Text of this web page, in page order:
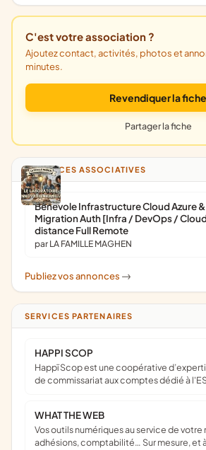
C'est votre association ?
Ajoutez contact, activités, photos et annonces. Gratuit, en 5
minutes.
Revendiquer la fiche
Partager la fiche
ANNONCES ASSOCIATIVES
Bénévole Infrastructure Cloud Azure &
Migration Auth [Infra / DevOps /
distance Full Remote
par LA FAMILLE MAGHEN
Publiez vos annonces ->
SERVICES PARTENAIRES
HAPPI SCOP
Happï Scop est une coopérative d’expertise comptable &
de commissariat aux comptes dédié à
WHAT THE WEB
Vos outils numériques au service de votre mission : site web,
adhésions, comptabilité… Sur mesure, et